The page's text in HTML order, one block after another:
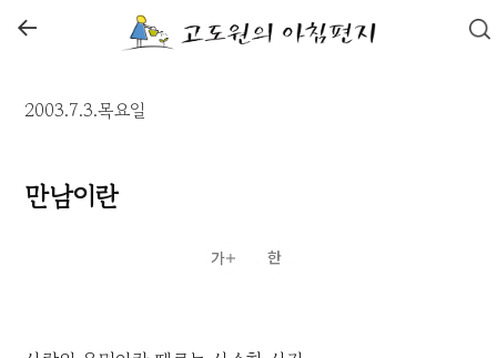
←
2003.7.3.목요일
만남이란